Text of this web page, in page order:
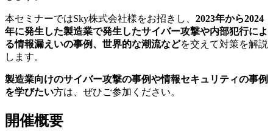
本セミナーではSky株式会社様をお招きし、 2023年から2024
年に発生した製造業で発生したサイバー攻撃や内部犯行によ
る情報漏えいの事例、世界的な潮流などを交えて対策を解説
します。
製造業向けのサイバー攻撃の事例や情報セキュリティの事例
を学びたい方は、ぜひご参加ください。
開催概要